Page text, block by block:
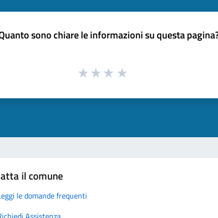
sono chiare le informazioni su questa
il comune
le domande frequenti